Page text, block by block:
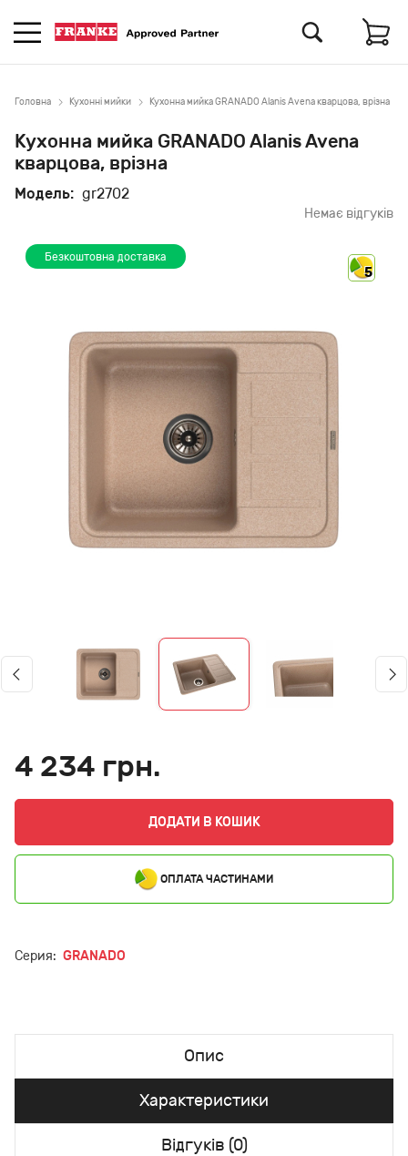
Головна Кухонні мийки Кухонна мийка GRANADO Alanis Avena кварцова, врізна
Кухонна мийка GRANADO Alanis Avena
кварцова, врізна
Модель: gr2702
Немає відгуків
Безкоштовна доставка
5
4 234 грн.
ДОДАТИ В КОШИК
ОПЛАТА ЧАСТИНАМИ
Серия: GRANADO
Опис
Характеристики
Відгуків (0)